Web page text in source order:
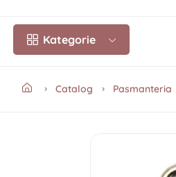
Kategorie
Catalog Pasmanteria